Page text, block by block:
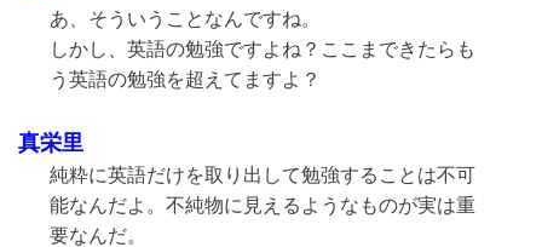
あ、そういうことなんですね。
しかし、英語の勉強ですよね？ここまできたらも
う英語の勉強を超えてますよ？
真栄里
純粋に英語だけを取り出して勉強することは不可
能なんだよ。不純物に見えるようなものが実は重
要なんだ。